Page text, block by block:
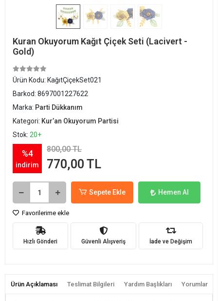
Kuran Okuyorum Kağıt Çiçek Seti (Lacivert -
Gold)
Ürün Kodu: KağıtÇiçekSet021
Barkod: 8697001227622
Marka: Parti Dükkanım
Kategori: Kur’an Okuyorum Partisi
Stok: 20+
%4
indirim
800,00 TL
770,00 TL
Sepete Ekle Hemen Al
Favorilerime ekle
Hızlı Gönderi Güvenli Alışveriş İade ve Değişim
Ürün Açıklaması Teslimat Bilgileri Yardım Başlıkları Yorumlar